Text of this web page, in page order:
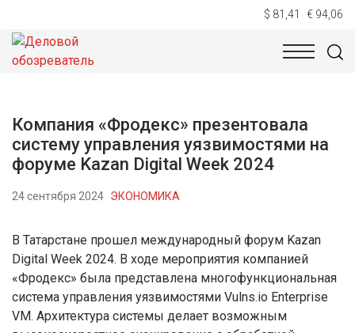
$ 81,41 € 94,06
НОВОСТИ
Компания «Фродекс» презентовала
систему управления уязвимостями на
форуме Kazan Digital Week 2024
24 сентября 2024 ЭКОНОМИКА
В Татарстане прошел международный форум Kazan
Digital Week 2024. В ходе мероприятия компанией
«Фродекс» была представлена многофункциональная
система управления уязвимостями Vulns.io Enterprise
VM. Архитектура системы делает возможным